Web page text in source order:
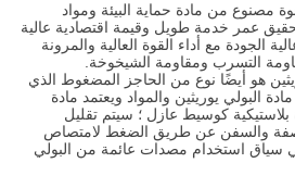
مصنوع من مادة حماية البيئة ومواد
تحقيق عمر خدمة طويل وقيمة اقتصادية عالية
الجودة مع أداء القوة العالية والمرونة
التسرب ومقاومة الشيخوخة.
هو أيضًا نوع من الحاجز المضغوط الذي
البولي يوريثين والمواد ويعتمد مادة
بلاستيكية كوسيط عازل ؛ سيتم تقليل
والسفن عن طريق الضغط لامتصاص
استخدام مصدات عائمة من البولي